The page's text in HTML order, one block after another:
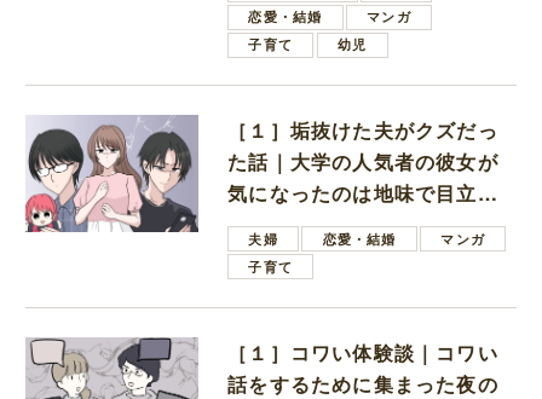
恋愛・結婚
マンガ
子育て
幼児
［１］垢抜けた夫がクズだっ
た話｜大学の人気者の彼女が
気になったのは地味で目立た
ない男子学生
夫婦 恋愛・結婚
マンガ
子育て
［１］コワい体験談｜コワい
話をするために集まった夜の